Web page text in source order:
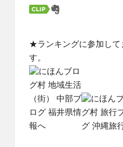
★ランキングに参加して
す。